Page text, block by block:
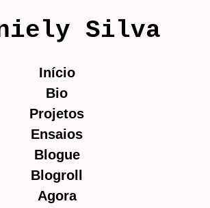
Silva
Início
Bio
Projetos
Ensaios
Blogue
Blogroll
Agora